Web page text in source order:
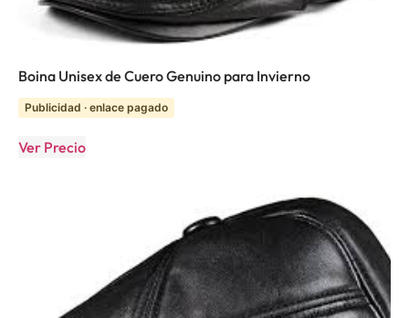
Boina Unisex de Cuero Genuino para Invierno
Publicidad · enlace pagado
Ver Precio